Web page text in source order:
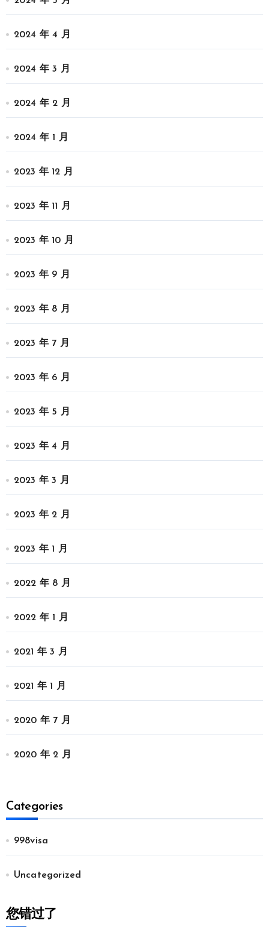
2024 年 4 月
2024 年 3 月
2024 年 2 月
2024 年 1 月
2023 年 12 月
2023 年 11 月
2023 年 10 月
2023 年 9 月
2023 年 8 月
2023 年 7 月
2023 年 6 月
2023 年 5 月
2023 年 4 月
2023 年 3 月
2023 年 2 月
2023 年 1 月
2022 年 8 月
2022 年 1 月
2021 年 3 月
2021 年 1 月
2020 年 7 月
2020 年 2 月
Categories
998visa
Uncategorized
您错过了